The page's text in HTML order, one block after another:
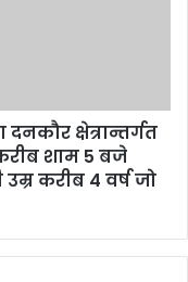
क्षेत्रान्तर्गत
शाम 5 बजे
करीब 4 वर्ष जो